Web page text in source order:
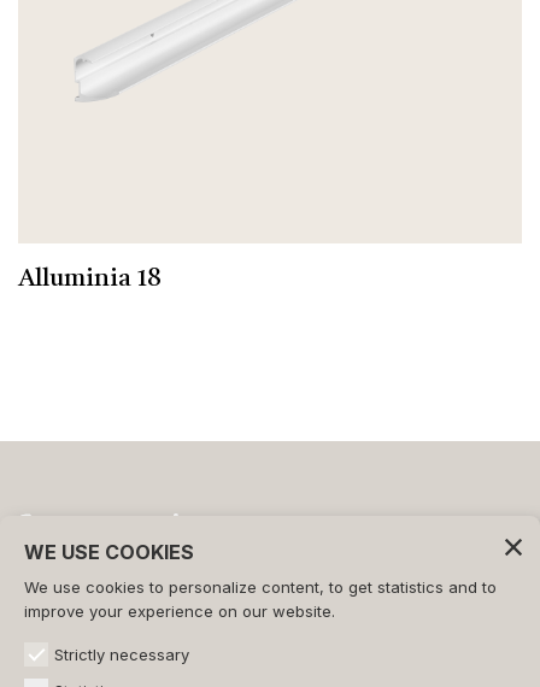
Alluminia 18
©2026 - FORMAT s.r.l.
CONTACTOS
WE USE COOKIES
We use cookies to personalize content, to get statistics and to
improve your experience on our website.
Strictly necessary